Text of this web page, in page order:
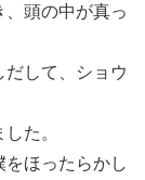
頭の中が真っ
して、ショウ
た。
ほったらかし